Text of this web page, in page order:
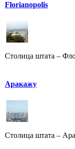
Florianopolis
Столица штата –
Аракажу
Столица штата –